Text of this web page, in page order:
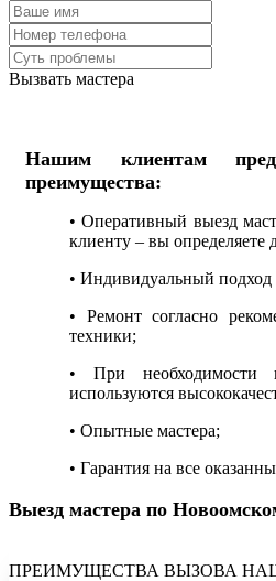
Вызвать мастера
Нашим клиентам
преимущества:
• Оперативный выезд
клиенту – вы определяете
• Индивидуальный
• Ремонт согласно
техники;
• При необходимости
используются
• Опытные мастера;
• Гарантия на все
Выезд мастера по
ПРЕИМУЩЕСТВА ВЫЗОВА